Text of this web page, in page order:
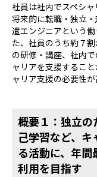
社員は社内でスペシャ
将来的に転職・独立
遣エンジニアという
た、社員のうち約７
の研修・講座、社内
ャリアを支援するこ
ャリア支援の必要性が
概要１：独立の
己学習など、
る活動に、年
利用を目指す